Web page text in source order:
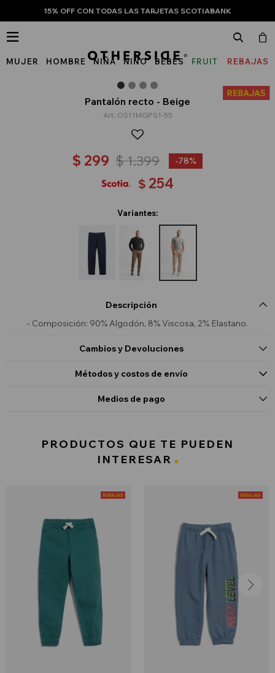
15% OFF CON TODAS LAS TARJETAS SCOTIABANK
MUJER HOMBRE NIÑA NIÑO BEBÉS
FRUIT
REBAJAS

Pantalón recto - Beige
OS11MGPS1-55
$ 299 $1.399 78
$ 254
Variantes:
Descripción
- Composición: 90% Algodón, 8% Viscosa, 2% Elastano.
Cambios y Devoluciones
Métodos y costos de envío
Medios de pago
PRODUCTOS QUE TE PUEDEN
INTERESAR